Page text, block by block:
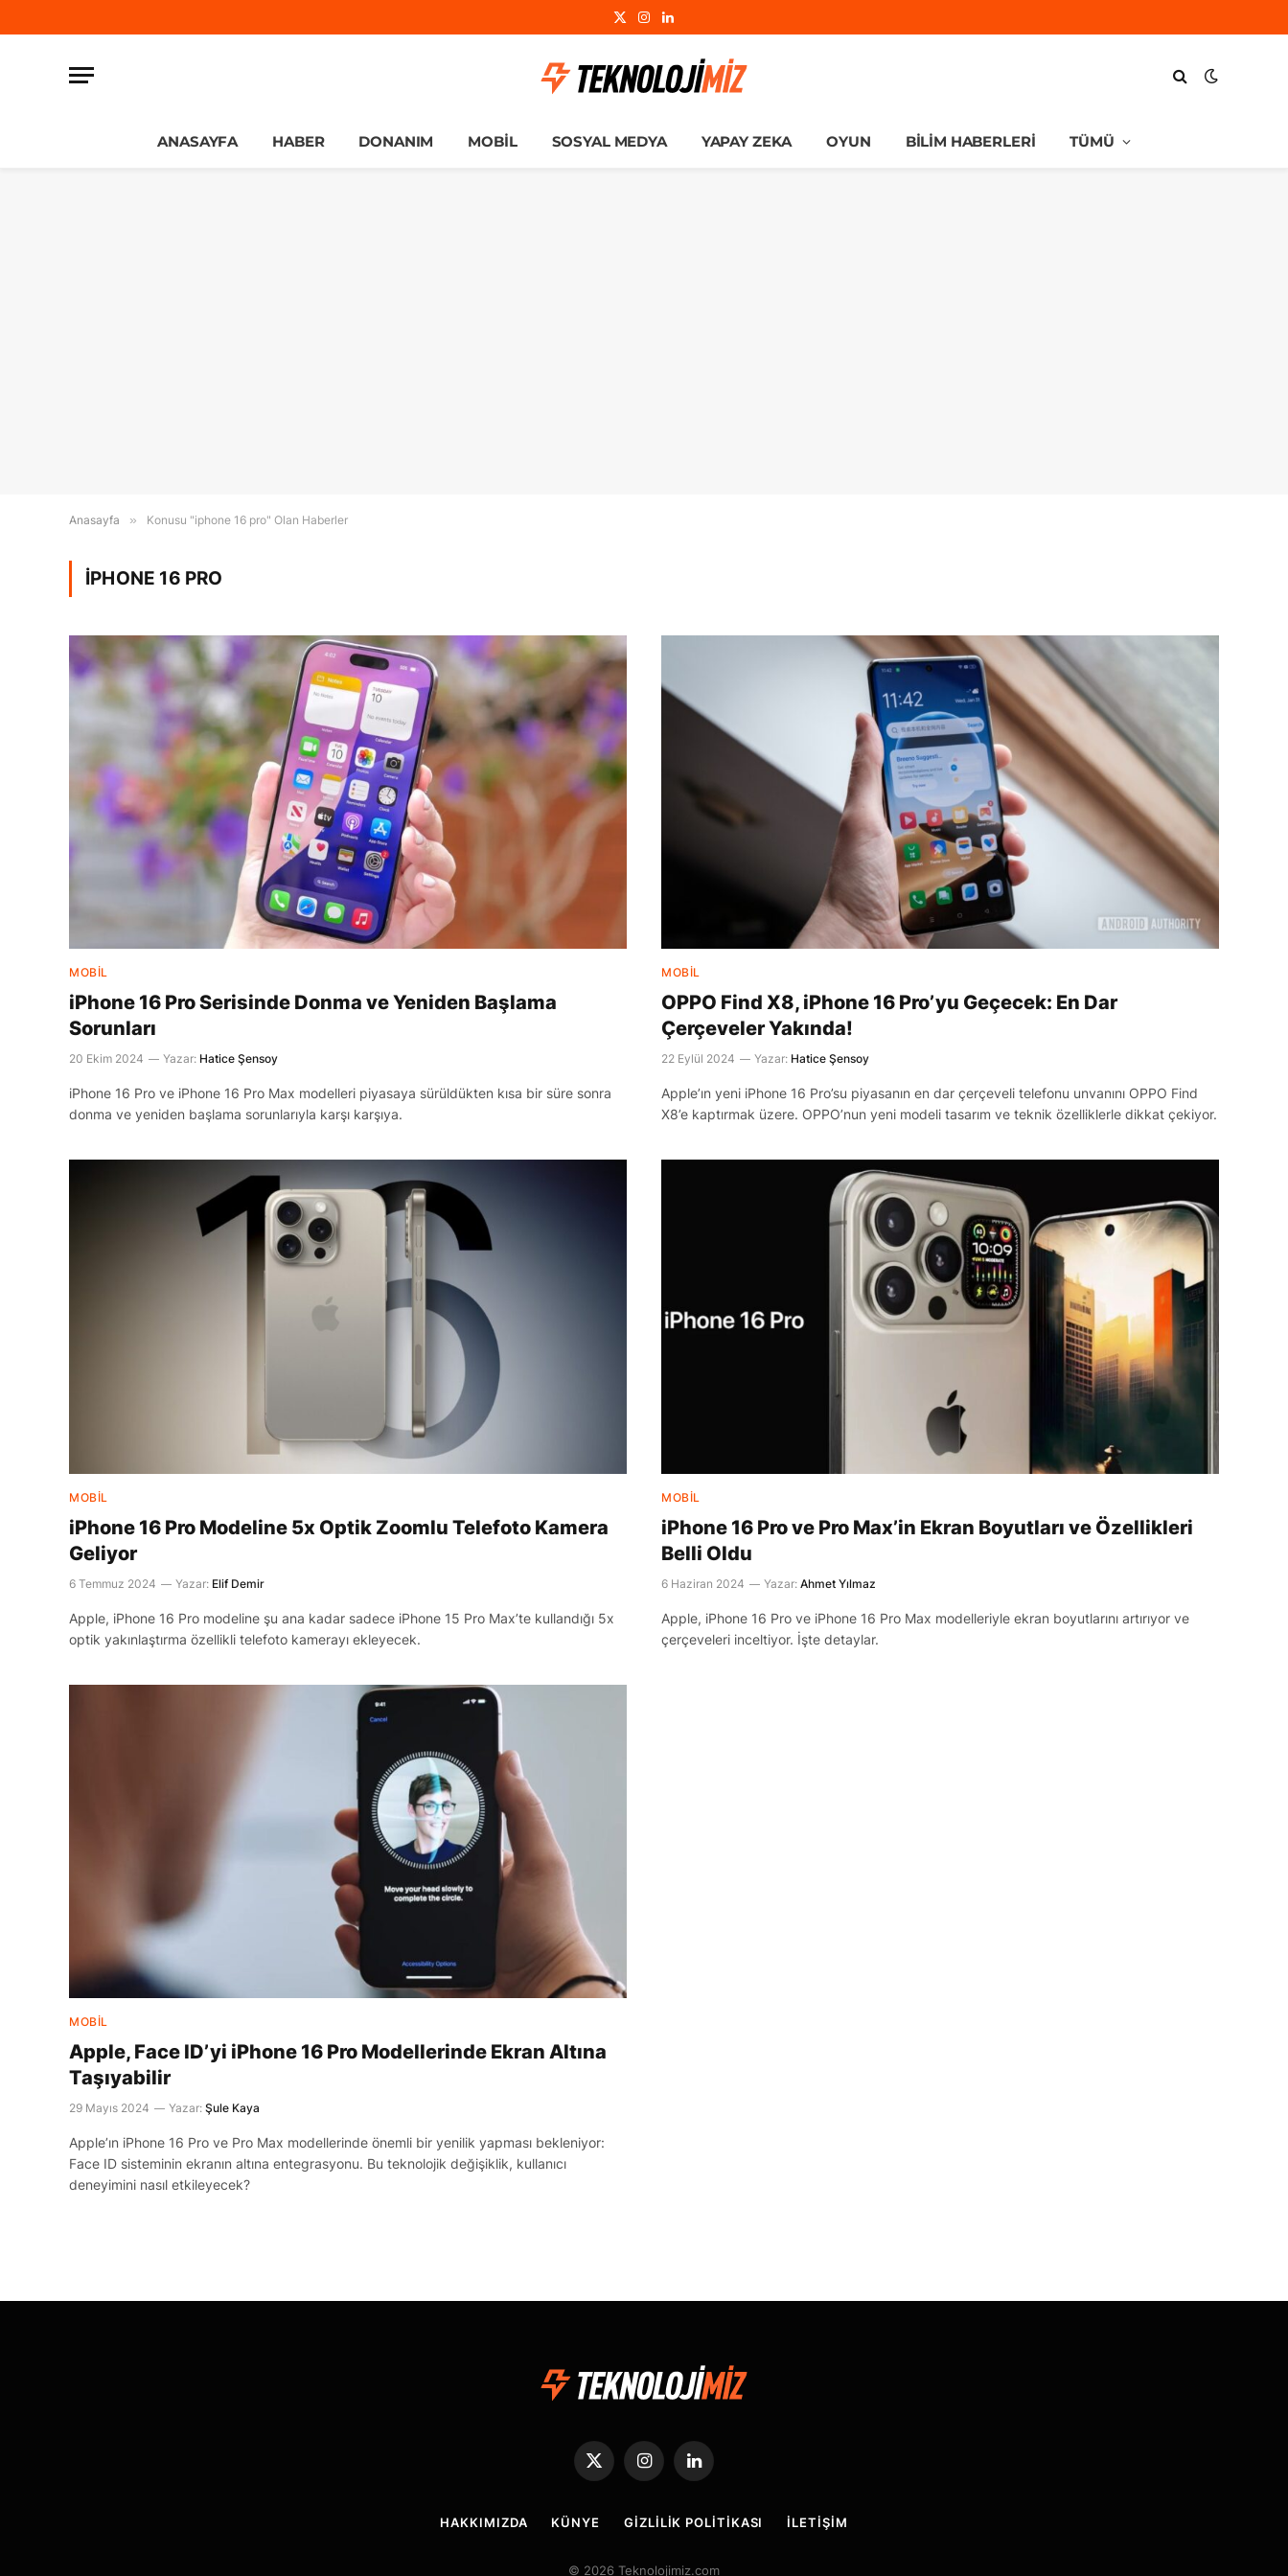
X
Instagram
LinkedIn
ANASAYFA HABER DONANIM MOBIL SOSYAL MEDYA YAPAY ZEKA OYUN BILIM HABERLERI TÜMÜ
Anasayfa » Konusu "iphone 16 pro" Olan Haberler
IPHONE 16 PRO
MOBIL
iPhone 16 Pro Serisinde Donma ve Yeniden Başlama
Sorunları
20 Ekim 2024 Yazar: Hatice Şensoy
iPhone 16 Pro ve iPhone 16 Pro Max modelleri piyasaya sürüldükten kısa bir süre sonra
donma ve yeniden başlama sorunlarıyla karşı karşıya.
MOBIL
OPPO Find X8, iPhone 16 Pro’yu Geçecek: En Dar
Çerçeveler Yakında!
22 Eylül 2024 Yazar: Hatice Şensoy
Apple’ın yeni iPhone 16 Pro’su piyasanın en dar çerçeveli telefonu unvanını OPPO Find
X8’e kaptırmak üzere. OPPO’nun yeni modeli tasarım ve teknik özelliklerle dikkat çekiyor.
MOBIL
iPhone 16 Pro Modeline 5x Optik Zoomlu Telefoto Kamera
Geliyor
6 Temmuz 2024 Yazar: Elif Demir
Apple, iPhone 16 Pro modeline şu ana kadar sadece iPhone 15 Pro Max’te kullandığı 5x
optik yakınlaştırma özellikli telefoto kamerayı ekleyecek.
MOBIL
iPhone 16 Pro ve Pro Max’in Ekran Boyutları ve Özellikleri
Belli Oldu
6 Haziran 2024 Yazar: Ahmet Yılmaz
Apple, iPhone 16 Pro ve iPhone 16 Pro Max modelleriyle ekran boyutlarını artırıyor ve
çerçeveleri inceltiyor. İşte detaylar.
MOBIL
Apple, Face ID’yi iPhone 16 Pro Modellerinde Ekran Altına
Taşıyabilir
29 Mayıs 2024 Yazar: Şule Kaya
Apple’ın iPhone 16 Pro ve Pro Max modellerinde önemli bir yenilik yapması bekleniyor:
Face ID sisteminin ekranın altına entegrasyonu. Bu teknolojik değişiklik, kullanıcı
deneyimini nasıl etkileyecek?
X
InstagramLinkedIn
HAKKIMIZDA KÜNYE GIZLILIK POLITIKASI İLETIŞIM
© 2026 Teknolojimiz.com